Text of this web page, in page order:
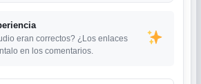
eran correctos? ¿Los enlaces
en los comentarios.